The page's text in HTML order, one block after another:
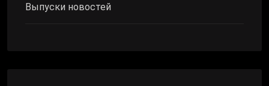
Выпуски новостей